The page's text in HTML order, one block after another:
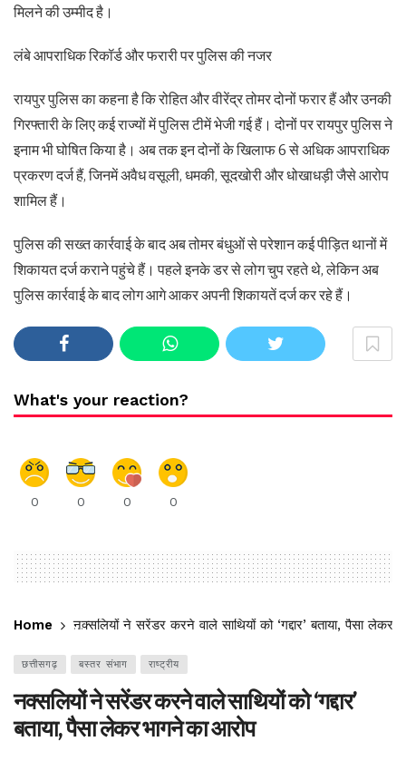
मिलने की उम्मीद है।
लंबे आपराधिक रिकॉर्ड और फरारी पर पुलिस की नजर
रायपुर पुलिस का कहना है कि रोहित और वीरेंद्र तोमर दोनों फरार हैं और उनकी
गिरफ्तारी के लिए कई राज्यों में पुलिस टीमें भेजी गई हैं। दोनों पर रायपुर पुलिस ने
इनाम भी घोषित किया है। अब तक इन दोनों के खिलाफ 6 से अधिक आपराधिक
प्रकरण दर्ज हैं, जिनमें अवैध वसूली, धमकी, सूदखोरी और धोखाधड़ी जैसे आरोप
शामिल हैं।
पुलिस की सख्त कार्रवाई के बाद अब तोमर बंधुओं से परेशान कई पीड़ित थानों में
शिकायत दर्ज कराने पहुंचे हैं। पहले इनके डर से लोग चुप रहते थे, लेकिन अब
पुलिस कार्रवाई के बाद लोग आगे आकर अपनी शिकायतें दर्ज कर रहे हैं।
What's your reaction?
0 0 0 0
Home नक्सलियों ने सरेंडर करने वाले साथियों को ‘गद्दार’ बताया, पैसा लेकर
छत्तीसगढ़ बस्तर संभाग राष्ट्रीय
नक्सलियों ने सरेंडर करने वाले साथियों को ‘गद्दार’
बताया, पैसा लेकर भागने का आरोप